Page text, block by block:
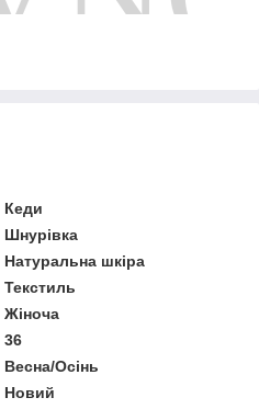
Кеди
Шнурівка
Натуральна шкіра
Текстиль
Жіноча
36
Весна/Осінь
Новий